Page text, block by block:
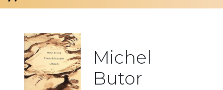
Michel
Butor